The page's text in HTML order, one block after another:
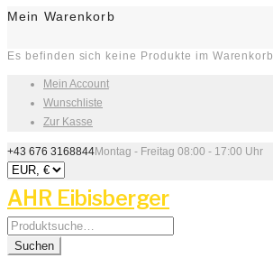
Mein Warenkorb
Es befinden sich keine Produkte im Warenkorb.
Mein Account
Wunschliste
Zur Kasse
+43 676 3168844Montag - Freitag 08:00 - 17:00 Uhr
AHR Eibisberger
Search
for:
Suchen